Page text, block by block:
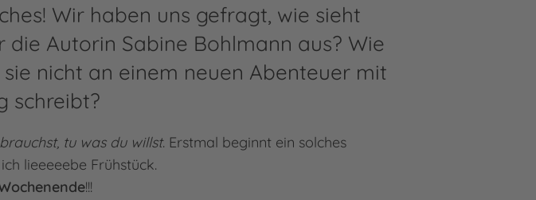
Wir haben uns gefragt, wie sieht
Autorin Sabine Bohlmann aus? Wie
nicht an einem neuen Abenteuer mit
schreibt?
tu was du willst. Erstmal beginnt ein solches
lieeeeebe Frühstück.
!!!